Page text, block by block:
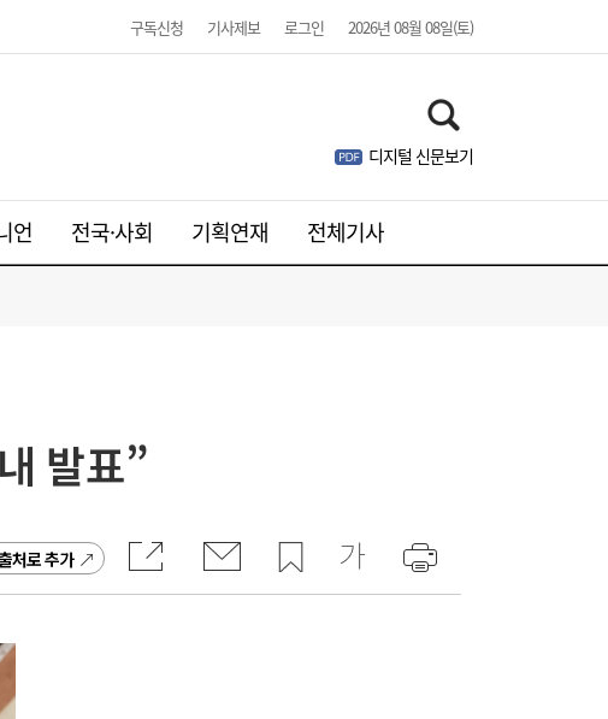
구독신청 기사제보 로그인 2026년 08월 08일(토)
디지털 신문보기
언 전국·사회 기획연재 전체기사
발표”
처로 추가